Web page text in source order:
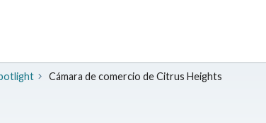
Cámara de comercio de Citrus Heights